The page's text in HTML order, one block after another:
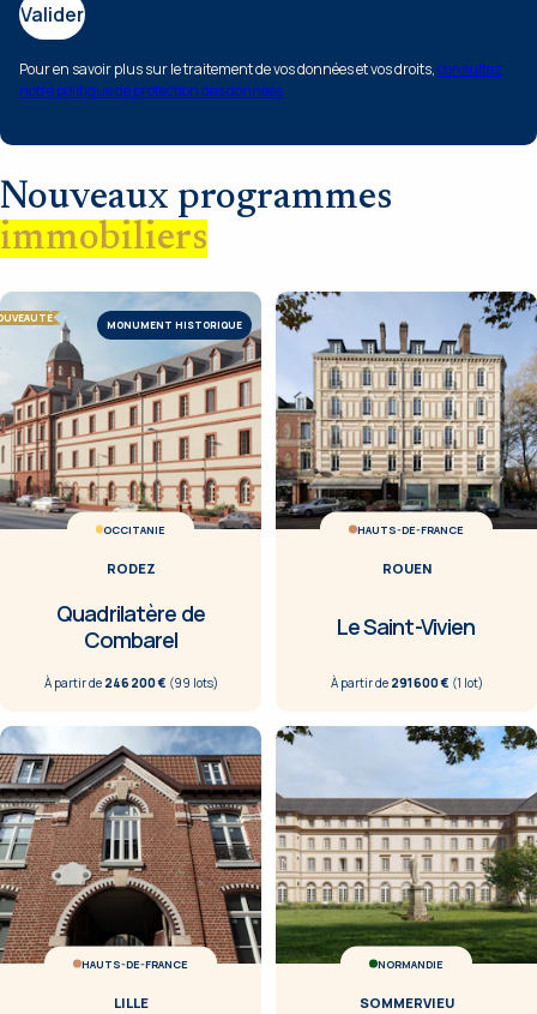
Valider
Pour en savoir plus sur le traitement de vos données et vos droits,consultez
notre politique de protection des données
Nouveaux programmes
immobiliers
MONUMENT HISTORIQUE
OCCITANIE
RODEZ
Quadrilatère de
Combarel
À partir de 246 200 € (99 lots)
HAUTS-DE-FRANCE
ROUEN
Le Saint-Vivien
À partir de 291 600 € (1 lot)
HAUTS-DE-FRANCE
LILLE
NORMANDIE
SOMMERVIEU